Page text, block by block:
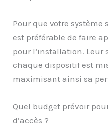
Pour que votre
est préférable de faire
pour l’installation.
chaque dispositif est
maximisant ainsi sa
Quel budget prévoir
d’accès ?